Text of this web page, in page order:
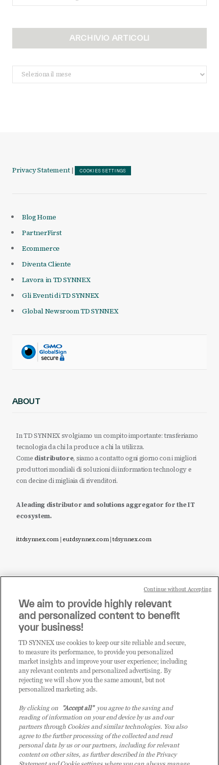
ARCHIVIO ARTICOLI
Archivio
Articoli
Privacy Statement | COOKIES SETTINGS
Blog Home
PartnerFirst
Ecommerce
Diventa Cliente
Lavora in TD SYNNEX
Gli Eventi di TD SYNNEX
Global Newsroom TD SYNNEX
ABOUT
In TD SYNNEX svolgiamo un compito importante: trasferiamo
tecnologia da chi la produce a chi la utilizza.
Come distributore, siamo a contatto ogni giorno con i migliori
produttori mondiali di soluzioni di information technology e
con decine di migliaia di rivenditori.
A leading distributor and solutions aggregator for the IT
ecosystem.
it.tdsynnex.com|eu.tdsynnex.com|tdsynnex.com
Sei un rivenditore di tecnologia e desideri acquistare
i prodotti o le soluzioni trattate sul blog?
CLICCA QUI E DIVENTA
CLIENTE TD SYNNEX
We aim to provide highly relevant
and personalized content to benefit
your business!
TD SYNNEX use cookies to keep our site reliable and secure,
to measure its performance, to provide you personalized
market insights and improve your user experience; including
any relevant contents and personalized advertising. By
rejecting we will show you the same amount, but not
personalized marketing ads.
By clicking on "Accept all"you agree to the saving and
reading of information on your end device by us and our
partners through Cookies and similar technologies. You also
agree to the further processing of the collected and read
personal data by us or our partners, including for relevant
content on other sites, as further described in the Privacy
Continue without Accepting